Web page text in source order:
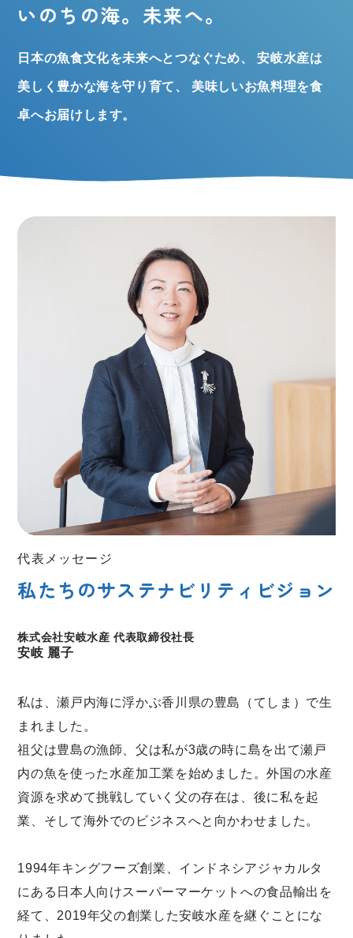
いのちの海。未来へ。
日本の魚食文化を未来へとつなぐため、 安岐水産は
美しく豊かな海を守り育て、 美味しいお魚料理を食
卓へお届けします。
代表メッセージ
私たちのサステナビリティビジョン
株式会社安岐水産 代表取締役社長
安岐 麗子
私は、瀬戸内海に浮かぶ香川県の豊島（てしま）で生
まれました。
祖父は豊島の漁師、父は私が3歳の時に島を出て瀬戸
内の魚を使った水産加工業を始めました。外国の水産
資源を求めて挑戦していく父の存在は、後に私を起
業、そして海外でのビジネスへと向かわせました。
1994年キングフーズ創業、インドネシアジャカルタ
にある日本人向けスーパーマーケットへの食品輸出を
経て、2019年父の創業した安岐水産を継ぐことにな